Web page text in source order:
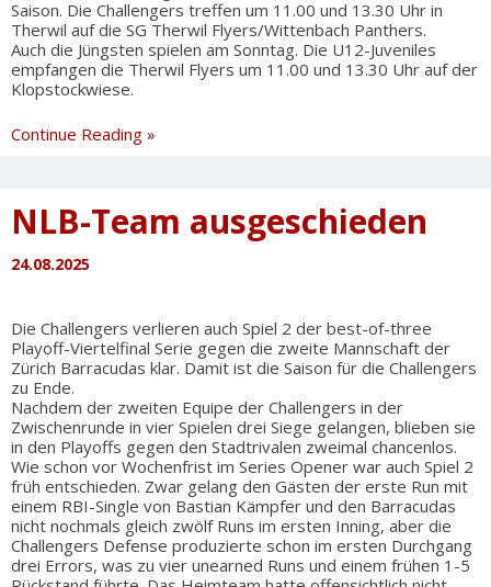
Saison. Die Challengers treffen um 11.00 und 13.30 Uhr in
Therwil auf die SG Therwil Flyers/Wittenbach Panthers.
Auch die Jüngsten spielen am Sonntag. Die U12-Juveniles
empfangen die Therwil Flyers um 11.00 und 13.30 Uhr auf der
Klopstockwiese.
Continue Reading »
NLB-Team ausgeschieden
24.08.2025
Die Challengers verlieren auch Spiel 2 der best-of-three
Playoff-Viertelfinal Serie gegen die zweite Mannschaft der
Zürich Barracudas klar. Damit ist die Saison für die Challengers
zu Ende.
Nachdem der zweiten Equipe der Challengers in der
Zwischenrunde in vier Spielen drei Siege gelangen, blieben sie
in den Playoffs gegen den Stadtrivalen zweimal chancenlos.
Wie schon vor Wochenfrist im Series Opener war auch Spiel 2
früh entschieden. Zwar gelang den Gästen der erste Run mit
einem RBI-Single von Bastian Kämpfer und den Barracudas
nicht nochmals gleich zwölf Runs im ersten Inning, aber die
Challengers Defense produzierte schon im ersten Durchgang
drei Errors, was zu vier unearned Runs und einem frühen 1-5